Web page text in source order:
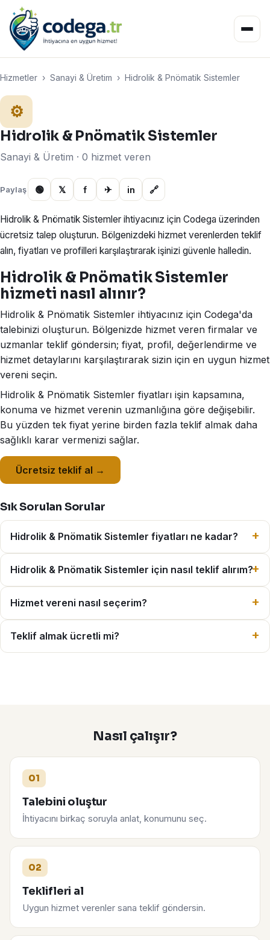
Hizmetler › Sanayi & Üretim › Hidrolik & Pnömatik Sistemler
⚙️
Hidrolik & Pnömatik Sistemler
Sanayi & Üretim · 0 hizmet veren
Paylaş 🟢 𝕏 f ✈ in 🔗
Hidrolik & Pnömatik Sistemler ihtiyacınız için Codega üzerinden
ücretsiz talep oluşturun. Bölgenizdeki hizmet verenlerden teklif
alın, fiyatları ve profilleri karşılaştırarak işinizi güvenle halledin.
Hidrolik & Pnömatik Sistemler
hizmeti nasıl alınır?
Hidrolik & Pnömatik Sistemler ihtiyacınız için Codega'da
talebinizi oluşturun. Bölgenizde hizmet veren firmalar ve
uzmanlar teklif göndersin; fiyat, profil, değerlendirme ve
hizmet detaylarını karşılaştırarak sizin için en uygun hizmet
vereni seçin.
Hidrolik & Pnömatik Sistemler fiyatları işin kapsamına,
konuma ve hizmet verenin uzmanlığına göre değişebilir.
Bu yüzden tek fiyat yerine birden fazla teklif almak daha
sağlıklı karar vermenizi sağlar.
Ücretsiz teklif al →
Sık Sorulan Sorular
Hidrolik & Pnömatik Sistemler fiyatları ne kadar?
Hidrolik & Pnömatik Sistemler için nasıl teklif alırım?
Hizmet vereni nasıl seçerim?
Teklif almak ücretli mi?
Nasıl çalışır?
01
Talebini oluştur
İhtiyacını birkaç soruyla anlat, konumunu seç.
02
Teklifleri al
Uygun hizmet verenler sana teklif göndersin.